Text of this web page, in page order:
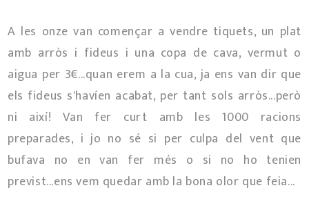
A les onze van començar a vendre tiquets, un plat
amb arròs i fideus i una copa de cava, vermut o
aigua per 3€...quan erem a la cua, ja ens van dir que
els fideus s'havíen acabat, per tant sols arròs...però
ni així! Van fer curt amb les 1000 racions
preparades, i jo no sé si per culpa del vent que
bufava no en van fer més o si no ho tenien
previst...ens vem quedar amb la bona olor que feia...